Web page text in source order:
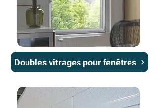
Doubles vitrages pour fenêtres